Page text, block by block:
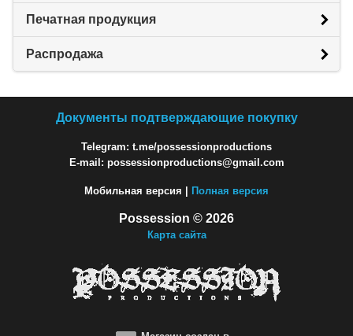
Печатная продукция
Распродажа
Документы подтверждающие покупку
Telegram: t.me/possessionproductions
E-mail: possessionproductions@gmail.com
Мобильная версия | Полная версия
Possession © 2026
Карта сайта